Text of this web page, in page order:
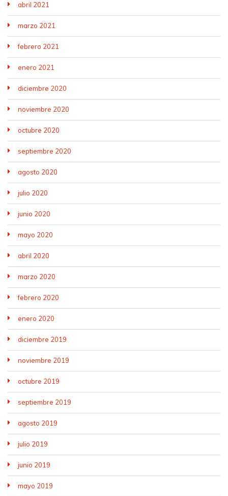
abril 2021
marzo 2021
febrero 2021
enero 2021
diciembre 2020
noviembre 2020
octubre 2020
septiembre 2020
agosto 2020
julio 2020
junio 2020
mayo 2020
abril 2020
marzo 2020
febrero 2020
enero 2020
diciembre 2019
noviembre 2019
octubre 2019
septiembre 2019
agosto 2019
julio 2019
junio 2019
mayo 2019